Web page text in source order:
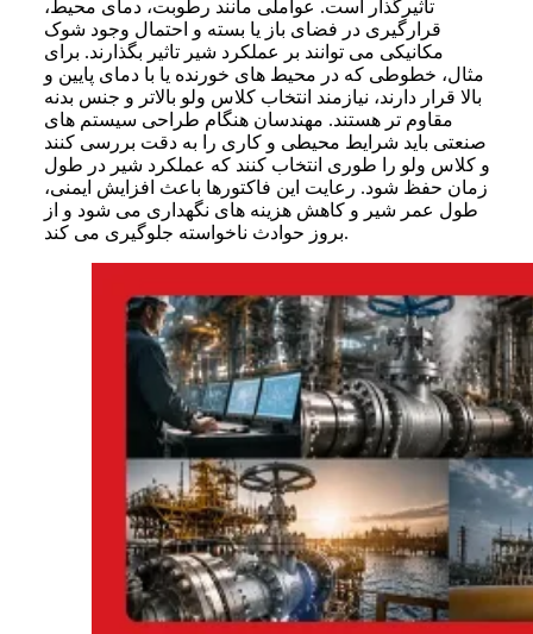
تاثیرگذار است. عواملی مانند رطوبت، دمای محیط،
قرارگیری در فضای باز یا بسته و احتمال وجود شوک
مکانیکی می توانند بر عملکرد شیر تاثیر بگذارند. برای
مثال، خطوطی که در محیط های خورنده یا با دمای پایین و
بالا قرار دارند، نیازمند انتخاب کلاس ولو بالاتر و جنس بدنه
مقاوم تر هستند. مهندسان هنگام طراحی سیستم های
صنعتی باید شرایط محیطی و کاری را به دقت بررسی کنند
و کلاس ولو را طوری انتخاب کنند که عملکرد شیر در طول
زمان حفظ شود. رعایت این فاکتورها باعث افزایش ایمنی،
طول عمر شیر و کاهش هزینه های نگهداری می شود و از
بروز حوادث ناخواسته جلوگیری می کند.